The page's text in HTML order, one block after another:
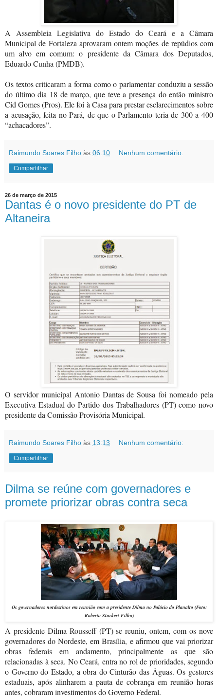
A Assembleia Legislativa do Estado do Ceará e a Câmara
Municipal de Fortaleza aprovaram ontem moções de repúdios com
um alvo em comum: o presidente da Câmara dos Deputados,
Eduardo Cunha (PMDB).
Os textos criticaram a forma como o parlamentar conduziu a sessão
do último dia 18 de março, que teve a presença do então ministro
Cid Gomes (Pros). Ele foi à Casa para prestar esclarecimentos sobre
a acusação, feita no Pará, de que o Parlamento teria de 300 a 400
“achacadores”.
Raimundo Soares Filho às 06:10 Nenhum comentário:
Compartilhar
26 de março de 2015
Dantas é o novo presidente do PT de
Altaneira
O servidor municipal Antonio Dantas de Sousafoi nomeado pela
Executiva Estadual do Partido dos Trabalhadores (PT) como novo
presidente da Comissão Provisória Municipal.
Raimundo Soares Filho às 13:13 Nenhum comentário:
Compartilhar
Dilma se reúne com governadores e
promete priorizar obras contra seca
Os governadores nordestinos em reunião com a presidente Dilma no Palácio do Planalto (Foto:
Roberto Stuckert Filho)
A presidente Dilma Rousseff (PT) se reuniu, ontem, com os nove
governadores do Nordeste, em Brasília, e afirmou que vai priorizar
obras federais em andamento, principalmente as que são
relacionadas à seca. No Ceará, entra no rol de prioridades, segundo
o Governo do Estado, a obra do Cinturão das Águas. Os gestores
estaduais, após alinharem a pauta de cobrança em reunião horas
antes, cobraram investimentos do Governo Federal.